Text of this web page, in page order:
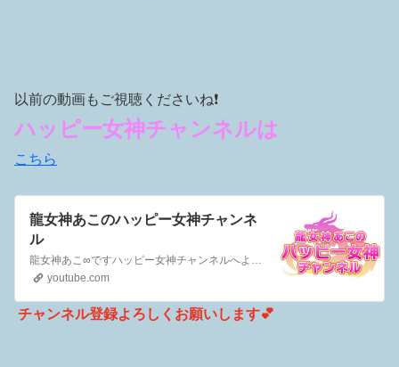
以前の動画もご視聴くださいね❗️
ハッピー女神チャンネルは
こちら
龍女神あこのハッピー女神チャンネ
ル
youtube.com
チャンネル登録よろしくお願いします💕